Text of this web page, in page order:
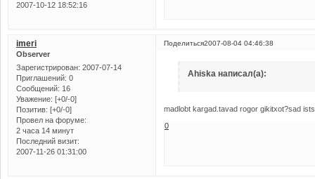
2007-10-12 18:52:16
Поделиться2007-08-04 04:46:38
imeri
Observer
Зарегистрирован: 2007-07-14
Приглашений: 0
Сообщений: 16
Уважение: [+0/-0]
Позитив: [+0/-0]
Провел на форуме:
2 часа 14 минут
Последний визит:
2007-11-26 01:31:00
Ahiska написал(а):
madlobt kargad.tavad rogor gikitxot?sad
0